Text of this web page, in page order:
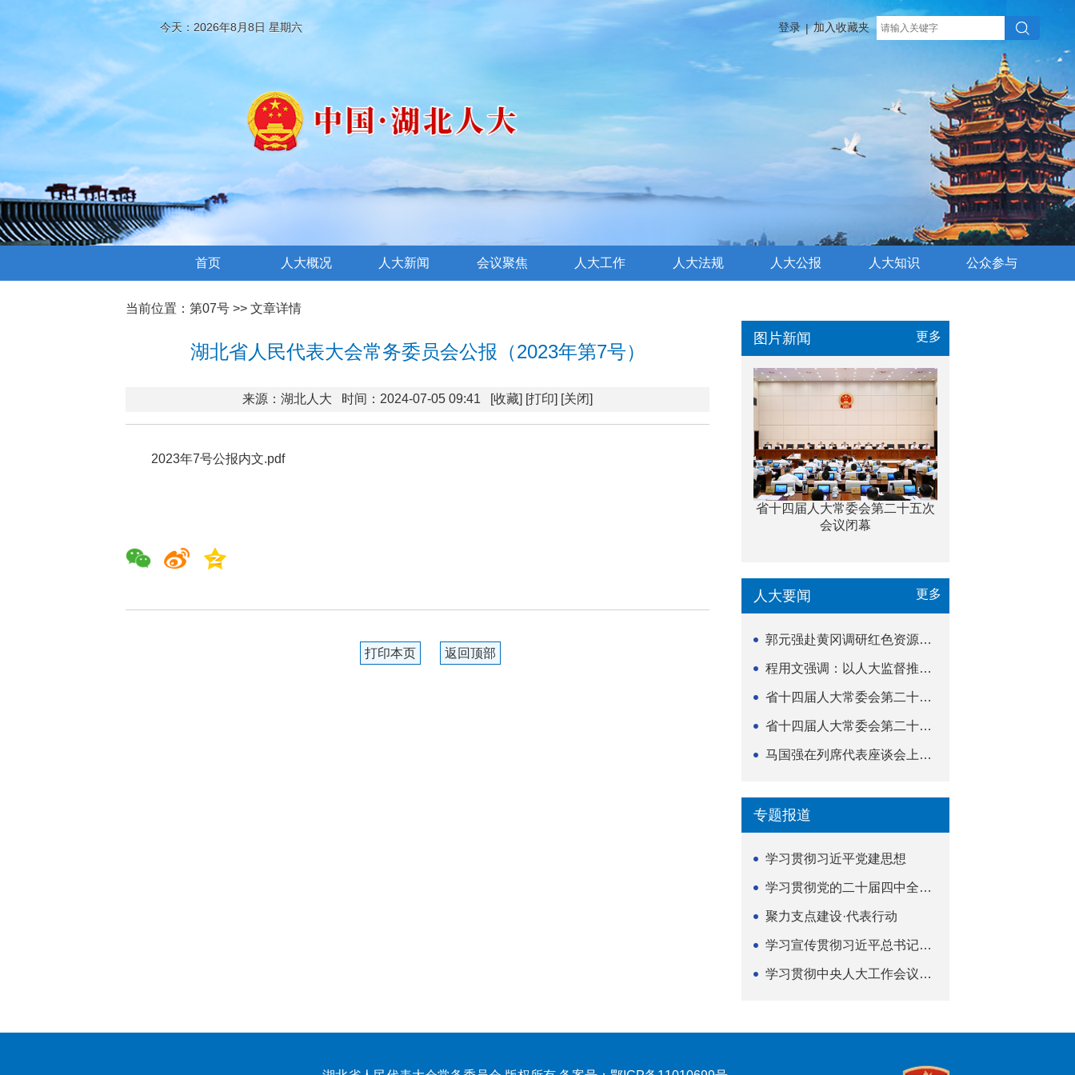
今天：2026年8月8日 星期六 登录 | 加入收藏夹
首页 人大概况 人大新闻 会议聚焦 人大工作 人大法规 人大公报 人大知识 公众参与
当前位置： 第07号 >> 文章详情
湖北省人民代表大会常务委员会公报（2023年第7号）
来源：湖北人大 时间：2024-07-05 09:41 [收藏] [打印] [关闭]
2023年7号公报内文.pdf
打印本页 返回顶部
图片新闻 更多
省十四届人大常委会第二十五次
会议闭幕
人大要闻 更多
郭元强赴黄冈调研红色资源保护传承立法等工作
程用文强调：以人大监督推动科技金融高质量发展
省十四届人大常委会第二十五次会议闭幕
省十四届人大常委会第二十五次会议举行
马国强在列席代表座谈会上强调 以精准履职筑牢荆楚...
专题报道
学习贯彻习近平党建思想
学习贯彻党的二十届四中全会精神
聚力支点建设·代表行动
学习宣传贯彻习近平总书记关于坚持
学习贯彻中央人大工作会议精神